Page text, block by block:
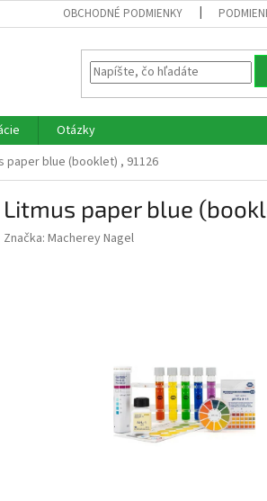
OBCHODNÉ PODMIENKY
Otázky
paper blue (booklet) , 91126
Litmus paper blue
Značka: Macherey Nagel